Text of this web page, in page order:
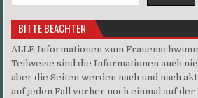
BITTE BEACHTEN
ALLE Informationen zum
Teilweise sind die Informationen auch
aber die Seiten werden nach und nach
auf jeden Fall vorher noch einmal auf der